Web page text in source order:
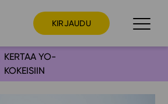
KIRJAUDU
KERTAA YO-
KOKEISIIN